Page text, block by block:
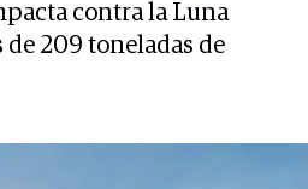
contra la Luna
de 209 toneladas de